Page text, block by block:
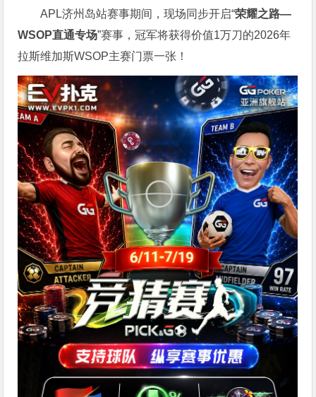
APL济州岛站赛事期间，现场同步开启“荣耀之路—
WSOP直通专场”赛事，冠军将获得价值1万刀的2026年
拉斯维加斯WSOP主赛门票一张！